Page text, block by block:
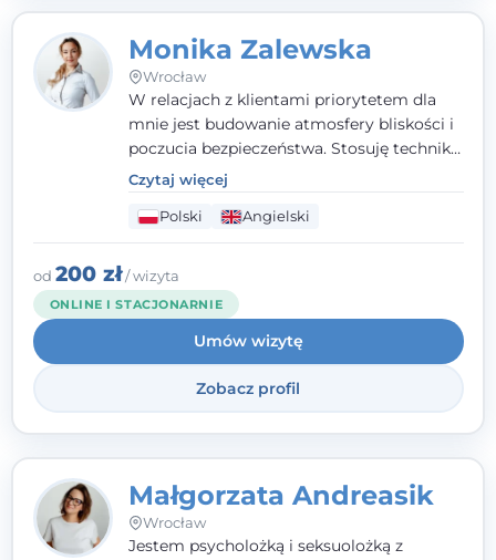
Monika Zalewska
Wrocław
W relacjach z klientami priorytetem dla
mnie jest budowanie atmosfery bliskości i
poczucia bezpieczeństwa. Stosuję techniki
poznawczo-behawioralne oraz metody,
które koncentrują się na rozwiązaniach
(TSR). Te polegają na osiąganiu
zamierzonych celów (doprowadzeniu do
rozwiązania trudnych sytuacji) poprzez
identyfikowanie i wzmacnianie zasobów
oraz mocnych stron klienta. W swojej
pracy korzystam także z metod dialogu
motywacyjnego itreningu uważności.
Czytaj więcej
Polski Angielski
od 200 zł/ wizyta
ONLINE I STACJONARNIE
Umów wizytę
Zobacz profil
Małgorzata Andreasik
Wrocław
Jestem psycholożką i seksuolożką z